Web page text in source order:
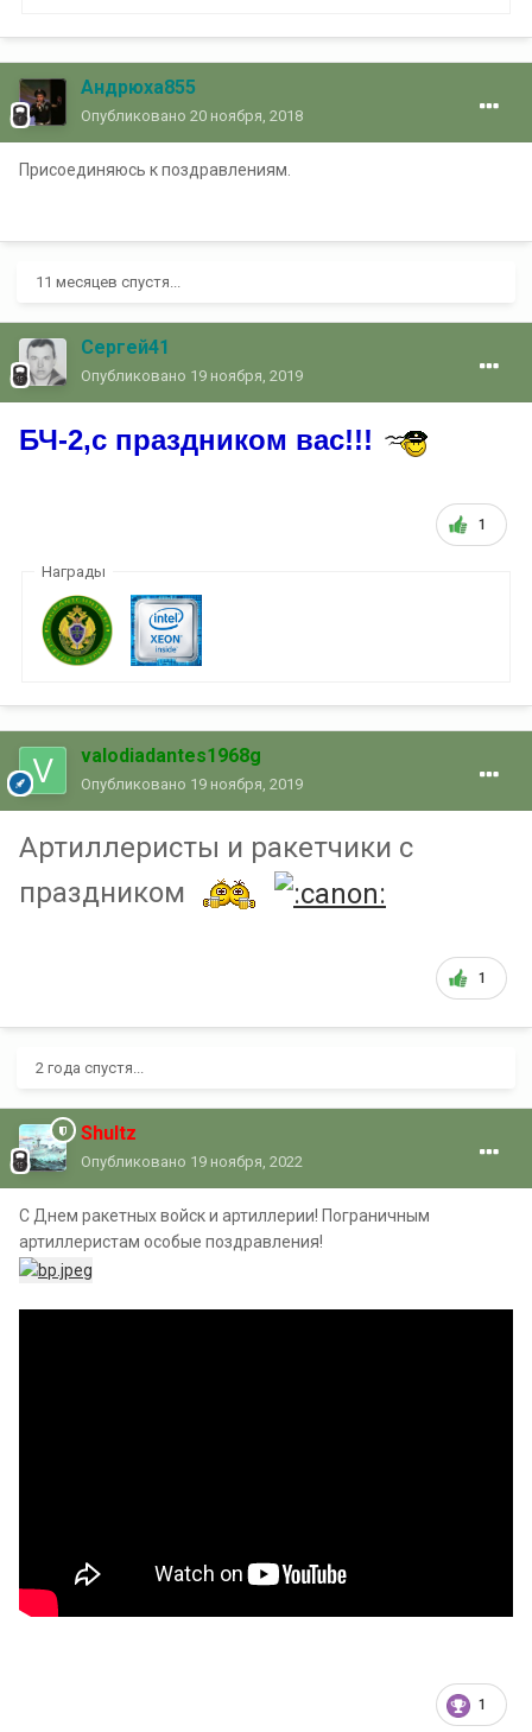
Андрюха855
Опубликовано 20 ноября, 2018
Присоединяюсь к поздравлениям.
11 месяцев спустя...
Сергей41
Опубликовано 19 ноября, 2019
БЧ-2,с праздником вас!!!
1
Награды
valodiadantes1968g
Опубликовано 19 ноября, 2019
Артиллеристы и ракетчики с
праздником
1
2 года спустя...
Shultz
Опубликовано 19 ноября, 2022
С Днем ракетных войск и артиллерии! Пограничным
артиллеристам особые поздравления!
1